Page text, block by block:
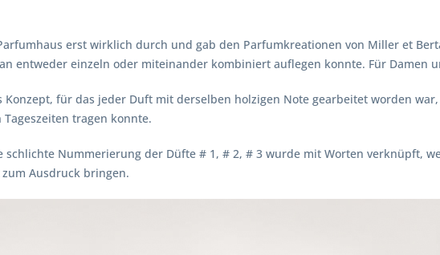
erst wirklich durch und gab den Parfumkreationen von Miller et
entweder einzeln oder miteinander kombiniert auflegen konnte. Für Damen
für das jeder Duft mit derselben holzigen Note gearbeitet worden
tragen konnte.
schlichte Nummerierung der Düfte # 1, # 2, # 3 wurde mit Worten verknüpft,
Ausdruck bringen.